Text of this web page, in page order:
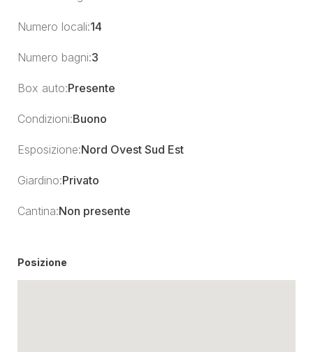
Numero locali:14
Numero bagni:3
Box auto:Presente
Condizioni:Buono
Esposizione:Nord Ovest Sud Est
Giardino:Privato
Cantina:Non presente
Posizione